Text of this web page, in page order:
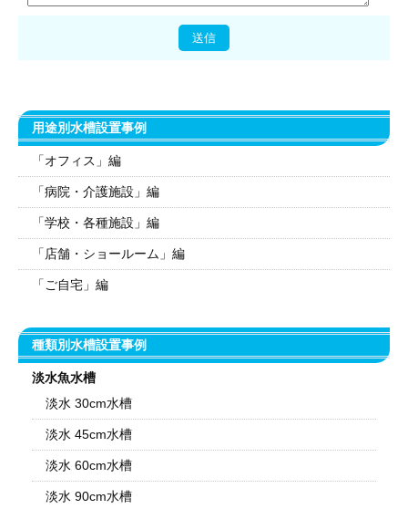
用途別水槽設置事例
「オフィス」編
「病院・介護施設」編
「学校・各種施設」編
「店舗・ショールーム」編
「ご自宅」編
種類別水槽設置事例
淡水魚水槽
淡水 30cm水槽
淡水 45cm水槽
淡水 60cm水槽
淡水 90cm水槽